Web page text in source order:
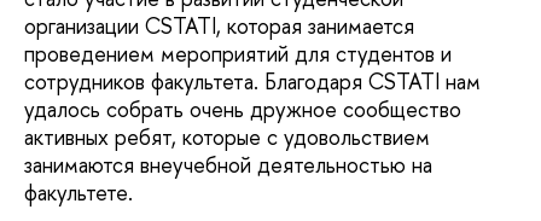
организации CSTATI, которая занимается
проведением мероприятий для студентов и
сотрудников факультета. Благодаря CSTATI нам
удалось собрать очень дружное сообщество
активных ребят, которые с удовольствием
занимаются внеучебной деятельностью на
факультете.